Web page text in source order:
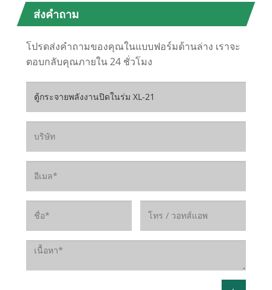
ส่งคำถาม
โปรดส่งคำถามของคุณในแบบฟอร์มด้านล่าง เราจะ
ตอบกลับคุณภายใน 24 ชั่วโมง